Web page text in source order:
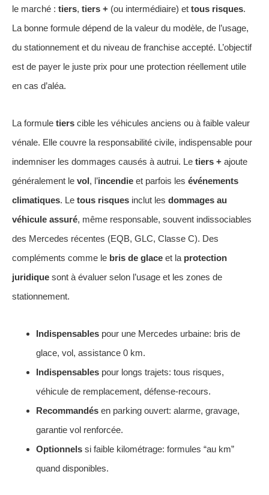
le marché : tiers, tiers + (ou intermédiaire) et tous risques.
La bonne formule dépend de la valeur du modèle, de l’usage,
du stationnement et du niveau de franchise accepté. L’objectif
est de payer le juste prix pour une protection réellement utile
en cas d’aléa.
La formule tiers cible les véhicules anciens ou à faible valeur
vénale. Elle couvre la responsabilité civile, indispensable pour
indemniser les dommages causés à autrui. Le tiers + ajoute
généralement le vol, l’incendie et parfois les événements
climatiques. Le tous risques inclut les dommages au
véhicule assuré, même responsable, souvent indissociables
des Mercedes récentes (EQB, GLC, Classe C). Des
compléments comme le bris de glace et la protection
juridique sont à évaluer selon l’usage et les zones de
stationnement.
Indispensables pour une Mercedes urbaine: bris de
glace, vol, assistance 0 km.
Indispensables pour longs trajets: tous risques,
véhicule de remplacement, défense-recours.
Recommandés en parking ouvert: alarme, gravage,
garantie vol renforcée.
Optionnels si faible kilométrage: formules “au km”
quand disponibles.